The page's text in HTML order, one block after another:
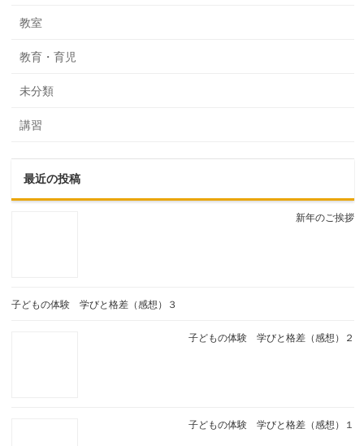
教室
教育・育児
未分類
講習
最近の投稿
新年のご挨拶
子どもの体験 学びと格差（感想）３
子どもの体験 学びと格差（感想）２
子どもの体験 学びと格差（感想）１